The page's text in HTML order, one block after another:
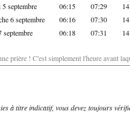
5 septembre 06:15 07:29
6 septembre 06:16 07:30
septembre 06:18 07:31
prière ! C'est simplement l'heure avant
à titre indicatif, vous devez toujours